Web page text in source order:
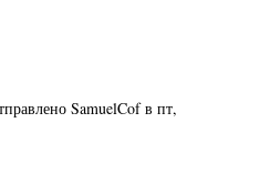
SamuelCofв пт,